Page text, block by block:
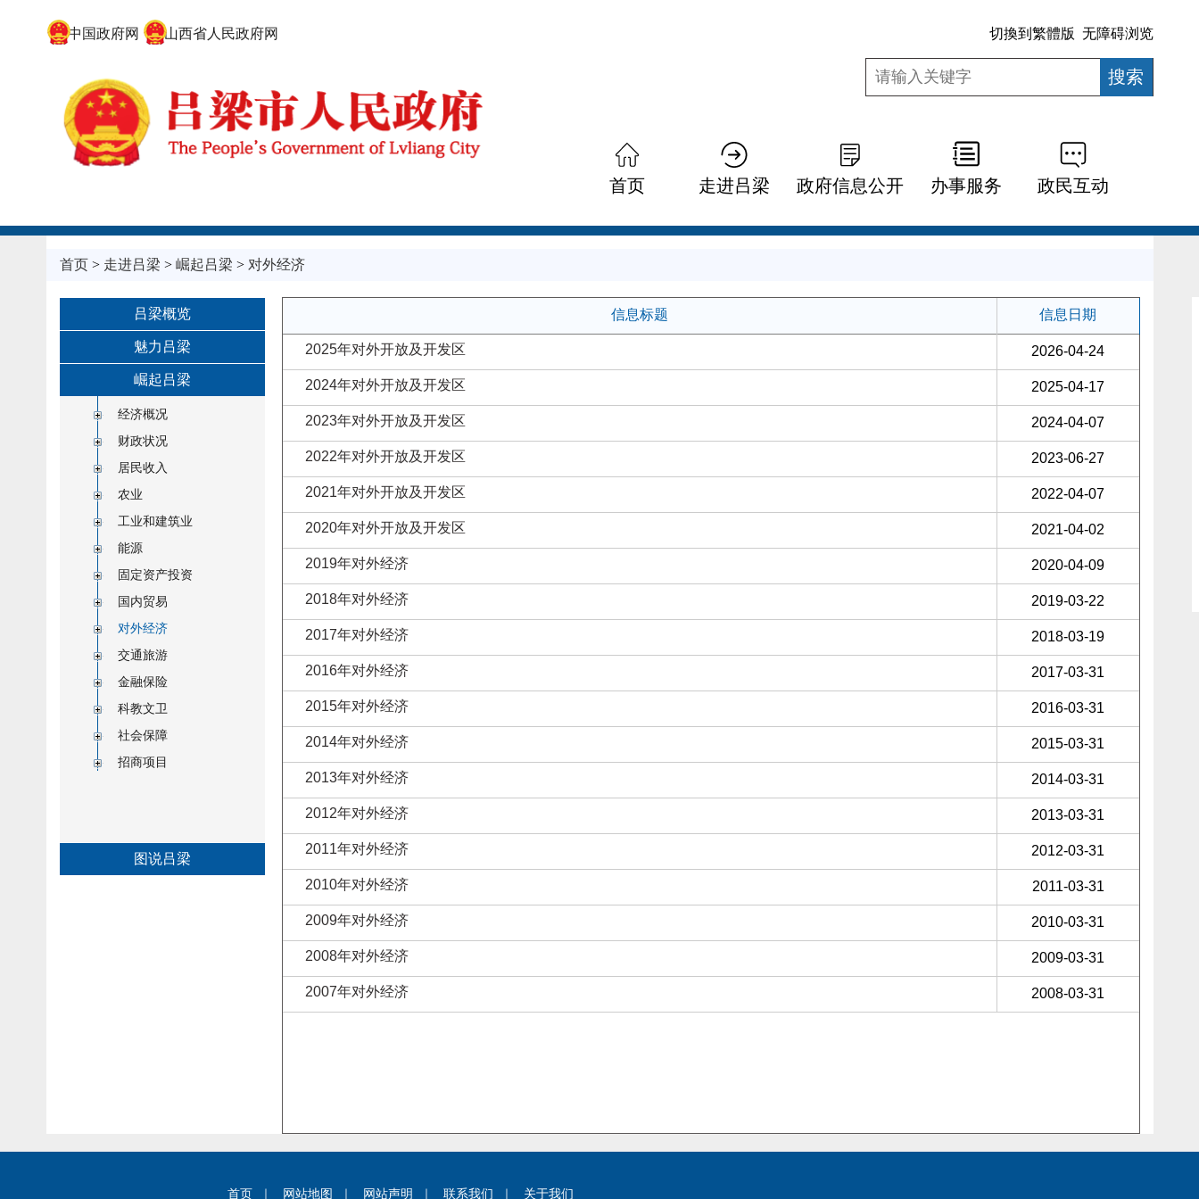
中国政府网 山西省人民政府网 切換到繁體版 无障碍浏览
首页 走进吕梁 政府信息公开 办事服务 政民互动
首页> 走进吕梁 > 崛起吕梁 > 对外经济
吕梁概览
魅力吕梁
崛起吕梁
经济概况
财政状况
居民收入
农业
工业和建筑业
能源
固定资产投资
国内贸易
对外经济
交通旅游
金融保险
科教文卫
社会保障
招商项目
图说吕梁
信息标题 信息日期
2025年对外开放及开发区 2026-04-24
2024年对外开放及开发区 2025-04-17
2023年对外开放及开发区 2024-04-07
2022年对外开放及开发区 2023-06-27
2021年对外开放及开发区 2022-04-07
2020年对外开放及开发区 2021-04-02
2019年对外经济 2020-04-09
2018年对外经济 2019-03-22
2017年对外经济 2018-03-19
2016年对外经济 2017-03-31
2015年对外经济 2016-03-31
2014年对外经济 2015-03-31
2013年对外经济 2014-03-31
2012年对外经济 2013-03-31
2011年对外经济 2012-03-31
2010年对外经济 2011-03-31
2009年对外经济 2010-03-31
2008年对外经济 2009-03-31
2007年对外经济 2008-03-31
首页 ｜ 网站地图 ｜ 网站声明 ｜ 联系我们 ｜ 关于我们